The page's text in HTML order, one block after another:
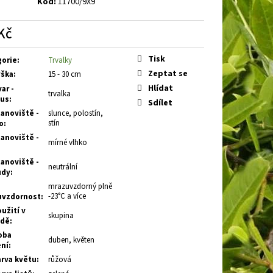
: Trvalky
: 15 - 30 cm
-
: trvalka
-
:
slunce, polostín,
stín
-
mírné vlhko
-
: neutrální
:
mrazuvzdorný plně
-23°C a více
v
: skupina
: duben, květen
květu: růžová
Tisk
Zeptat se
Hlídat
Sdílet